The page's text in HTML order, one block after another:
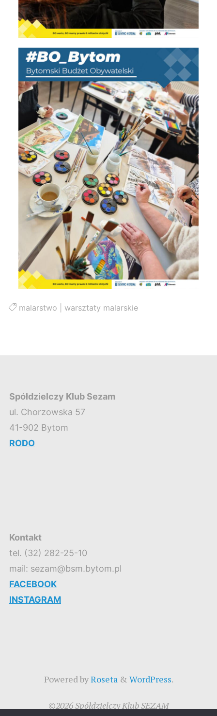
malarstwo warsztaty malarskie
Spółdzielczy Klub Sezam
ul. Chorzowska 57
41-902 Bytom
RODO
Kontakt
tel. (32) 282-25-10
mail: sezam@bsm.bytom.pl
FACEBOOK
INSTAGRAM
Powered byRoseta& WordPress.
©2026 Spółdzielczy Klub SEZAM